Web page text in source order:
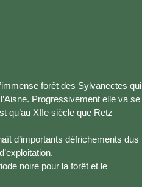
forêt des Sylvanectes qui
Progressivement elle va se
qu’au XIIe siècle que Retz
d’importants défrichements dus
noire pour la forêt et le